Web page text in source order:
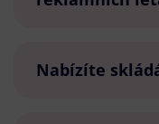
Nabízíte